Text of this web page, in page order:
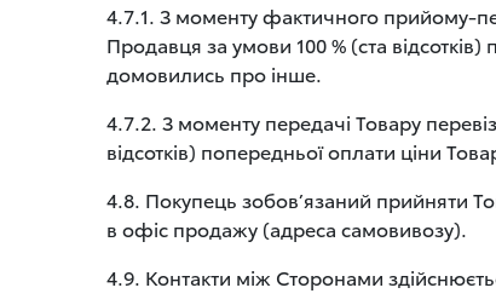
4.7.1. З моменту фактичного прийому-
Продавця за умови 100 % (ста
домовились про інше.
4.7.2. З моменту передачі Товару
відсотків) попередньої оплати ціни
4.8. Покупець зобов’язаний прийняти
в офіс продажу (адреса самовивозу).
4.9. Контакти між Сторонами